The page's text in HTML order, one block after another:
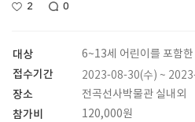
2 0
대상 6~13세 어린이를 포함
접수기간 2023-08-30(수) ~
장소 전곡선사박물관 실내외
참가비 120,000원